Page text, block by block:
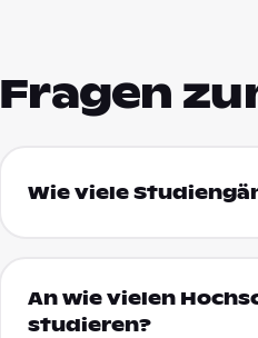
Fragen
Wie viele
An wie vielen
studieren?